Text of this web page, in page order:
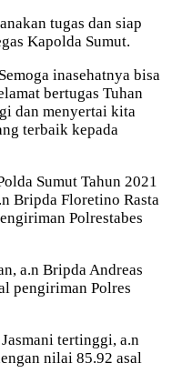
tugas dan siap
Kapolda Sumut.
inasehatnya bisa
bertugas Tuhan
dan menyertai kita
terbaik kepada
Sumut Tahun 2021
Bripda Floretino Rasta
Polrestabes
a.n Bripda Andreas
pengiriman Polres
tertinggi, a.n
nilai 85.92 asal